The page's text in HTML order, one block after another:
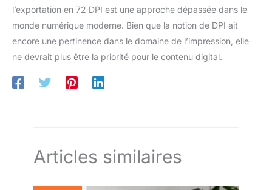
l’exportation en 72 DPI est une approche dépassée dans le
monde numérique moderne. Bien que la notion de DPI ait
encore une pertinence dans le domaine de l’impression, elle
ne devrait plus être la priorité pour le contenu digital.
Articles similaires